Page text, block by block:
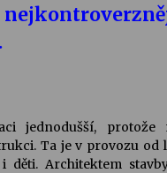
jednodušší,
Ta je v provozu od
Architektem